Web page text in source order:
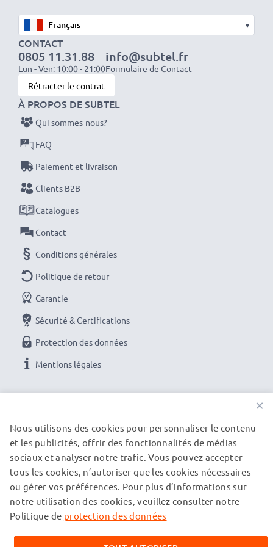
★ 3 ans de Grantie ★
En tant que Professionnel International du Métier
depuis 2004, nous connaissons la valeur des produits
de grande Qualité, c'est pour cela, que nous nous
engageons sur une Garantie de 36 mois!
▾
CONTACT
0805 11.31.88
Lun - Ven: 10:00 - 21:00
info@subtel.fr
Formulaire de Contact
Rétracter le contrat
À PROPOS DE SUBTEL
Qui sommes-nous?
FAQ
Paiement et livraison
Clients B2B
Catalogues
Contact
Conditions générales
Politique de retour
Garantie
Sécurité & Certifications
Protection des données
Mentions légales
NOS PARTENAIRES DE LIVRAISON
© subtel.fr 2026
Tous les prix incluent la TVA et excluent les frais de port.
Veuillez noter que toutes les marques citées sont des
mentionnées sur nos pages web uniquement pour fournir des
×
Nous utilisons des cookies pour personnaliser le contenu
et les publicités, offrir des fonctionnalités de médias
sociaux et analyser notre trafic. Vous pouvez accepter
tous les cookies, n’autoriser que les cookies nécessaires
ou gérer vos préférences. Pour plus d’informations sur
notre utilisation des cookies, veuillez consulter notre
Politique de protection des données